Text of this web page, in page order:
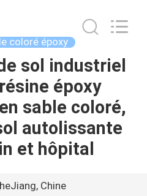
coloré époxy
sol industriel
époxy
sable coloré,
autolissante
et hôpital
Chine